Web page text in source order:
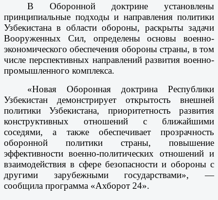
В Оборонной доктрине установлены
принципиальные подходы и направления политики
Узбекистана в области обороны, раскрыты задачи
Вооруженных Сил, определены основы военно-
экономического обеспечения обороны страны, в том
числе перспективных направлений развития военно-
промышленного комплекса.
«Новая Оборонная доктрина Республики
Узбекистан демонстрирует открытость внешней
политики Узбекистана, приоритетность развития
конструктивных отношений с ближайшими
соседями, а также обеспечивает прозрачность
оборонной политики страны, повышение
эффективности военно-политических отношений и
взаимодействия в сфере безопасности и обороны с
другими зарубежными государствами», —
сообщила программа «Ахборот 24».